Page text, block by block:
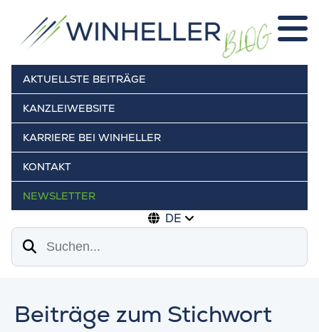
AKTUELLSTE BEITRÄGE
KANZLEIWEBSITE
KARRIERE BEI WINHELLER
KONTAKT
NEWSLETTER
DE
Suchen
Beiträge zum Stichwort